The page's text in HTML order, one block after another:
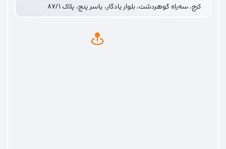
کرج، سه‌راه گوهردشت، بلوار یادگار، یاسر پنج، پلاک ۸۷/۱